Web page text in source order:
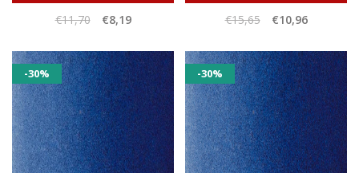
€11,70 €8,19 €15,65 €10,96
-30% -30%